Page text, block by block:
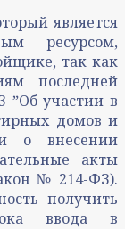
является
ресурсом,
так как
последней
ˮОб участии в
домов и
о внесении
акты
№ 214-ФЗ).
получить
ввода в